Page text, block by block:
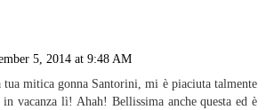
5, 2014 at 9:48 AM
mitica gonna Santorini, mi è piaciuta talmente
in vacanza lì! Ahah! Bellissima anche questa ed è